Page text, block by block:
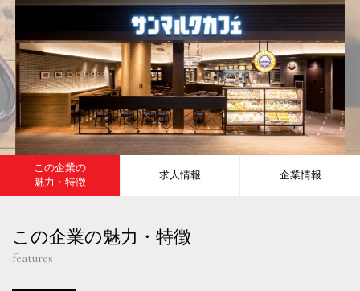
この企業の
魅力・特徴
求人情報 企業情報
この企業の魅力・特徴
features